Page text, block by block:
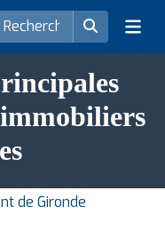
immobiliers
de Gironde